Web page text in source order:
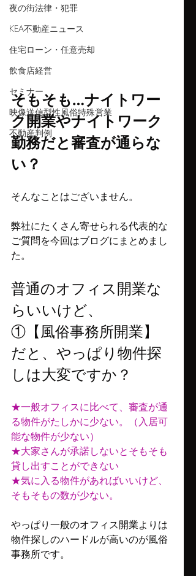
夜の街法律・犯罪
KEA不動産ニュース
住宅ローン・任意売却
飲食店経営
セミナー
映像送信型性風俗特殊営業
不動産判例
そもそも…ナイトワー
ク開業やナイトワーク
勤務だと審査が通らな
い？
そんなことはございません。
弊社にたくさん寄せられる代表的な
ご質問を今回はブログにまとめまし
た。
普通のオフィス開業な
らいいけど、
①【風俗事務所開業】
だと、やっぱり物件探
しは大変ですか？
★一般オフィスに比べて、審査が通
る物件がたしかに少ない。（入居可
能な物件が少ない）
★大家さんが承諾しないとそもそも
貸し出すことができない
★気に入る物件があればいいけど、
そもそもの数が少ない。
やっぱり一般のオフィス開業よりは
物件探しのハードルが高いのが風俗
事務所です。